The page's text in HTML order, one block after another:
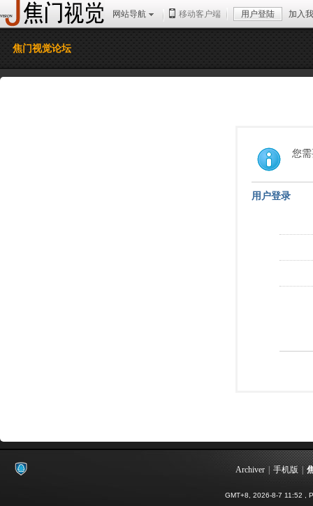
网站导航 移动客户端 用户登陆 加入
焦门视觉论坛
您
用户登录
Archiver | 手机版 |
GMT+8, 2026-8-7 11:52 ,